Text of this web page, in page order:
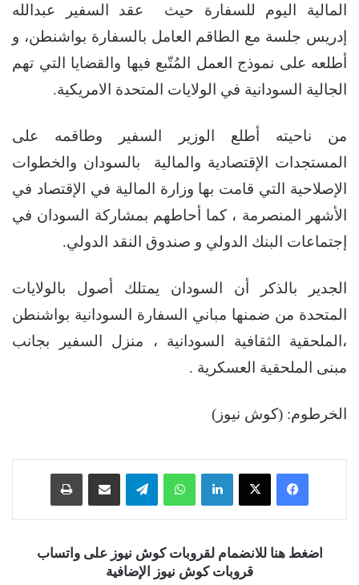
المالية اليوم للسفارة حيث عقد السفير عبدالله
إدريس جلسة مع الطاقم العامل بالسفارة بواشنطن، و
أطلعه على نموذج العمل المُتّبع فيها والقضايا التي تهم
الجالية السودانية في الولايات المتحدة الامريكية.
من ناحيته أطلع الوزير السفير وطاقمه على
المستجدات الإقتصادية والمالية بالسودان والخطوات
الإصلاحية التي قامت بها وزارة المالية في الإقتصاد في
الأشهر المنصرمة ، كما أحاطهم بمشاركة السودان في
إجتماعات البنك الدولي و صندوق النقد الدولي.
الجدير بالذكر أن السودان يمتلك أصول بالولايات
المتحدة من ضمنها مباني السفارة السودانية بواشنطن
،الملحقية الثقافية السودانية ، منزل السفير بجانب
مبنى الملحقية العسكرية .
الخرطوم: (كوش نيوز)
فيسبوك ‫X لينكدإن واتساب تيلقرام
اضغط هنا للانضمام لقروبات كوش نيوز على واتساب
قروبات كوش نيوز الإضافية